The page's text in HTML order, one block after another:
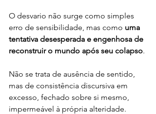
O desvario não surge como simples
erro de sensibilidade, mas como uma
tentativa desesperada e engenhosa de
reconstruir o mundo após seu colapso.
Não se trata de ausência de sentido,
mas de consistência discursiva em
excesso, fechado sobre si mesmo,
impermeável à própria alteridade.